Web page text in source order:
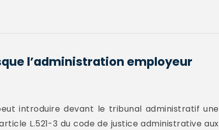
l’administration employeur
introduire devant le tribunal administratif une
L.521-3 du code de justice administrative aux